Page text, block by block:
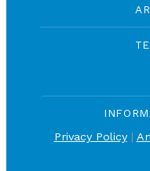
Privacy Policy|